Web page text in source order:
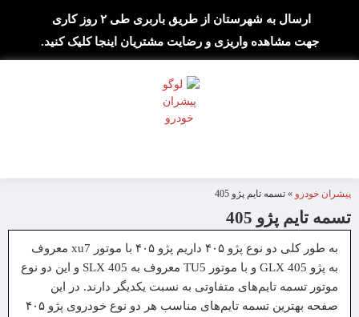
ارسال به شهرستان از طریق باربری طی ۲ روز کاری
جهت مشاهده واریزی و رضایت مشتریان اینجا کلیک کنید.
پیشران خودرو » تسمه تایم پژو 405
تسمه تایم پژو 405
به طور کلی دو نوع پژو ۴۰۵ داریم پژو ۴۰۵ با موتور xu7 معروف
به پژو 405 GLX و با موتور TU5 معروف به 405 SLX و این دو نوع
موتور تسمه تایم‌های متفاوتی به نسبت یکدیگر دارند. در این
صفحه بهترین تسمه تایم‌های مناسب هر دو نوع خودروی پژو ۴۰۵